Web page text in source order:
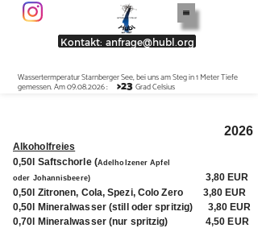
Menu
Kontakt: anfrage@hubl.org
Wassertermperatur Starnberger See, bei uns am Steg in 1 Meter Tiefe
gemessen. Am09.08.2026 : >23Grad Celsius
2026
A lkoholfreies
0,50l Saftschorle (Adelholzener Apfel
oder Johannisbeere)
3,80 EUR
0,50l Zitronen, Cola, Spezi, Colo Zero 3,80 EUR
0,50l Mineralwasser (still oder spritzig) 3,80 EUR
0,70l Mineralwasser (nur spritzig) 4,50 EUR